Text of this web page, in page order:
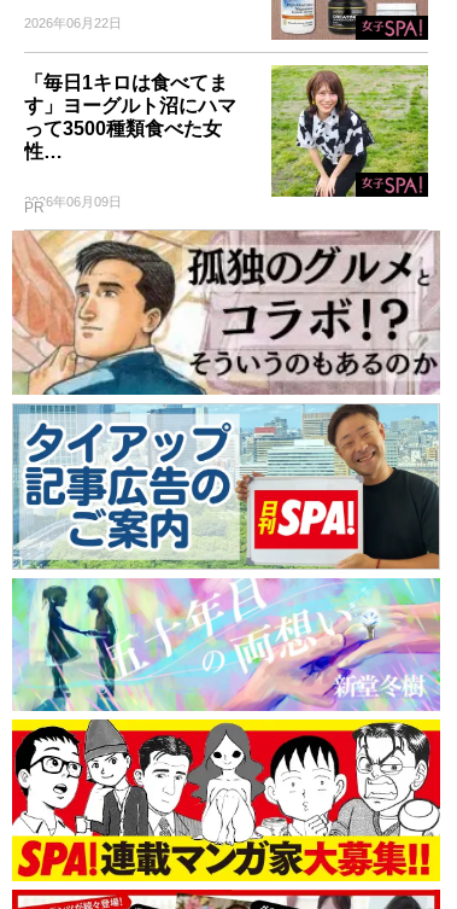
2026年06月22日
「毎日1キロは食べてま
す」ヨーグルト沼にハマ
って3500種類食べた女
性…
2026年06月09日
PR